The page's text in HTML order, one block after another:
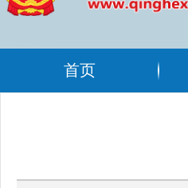
首页